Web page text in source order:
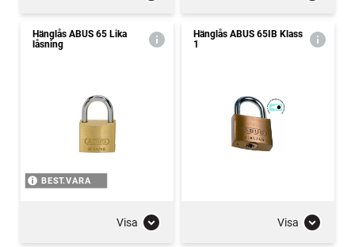
Hänglås ABUS 65 Lika
låsning
BEST.VARA
Visa
Hänglås ABUS 65IB Klass
1
Visa